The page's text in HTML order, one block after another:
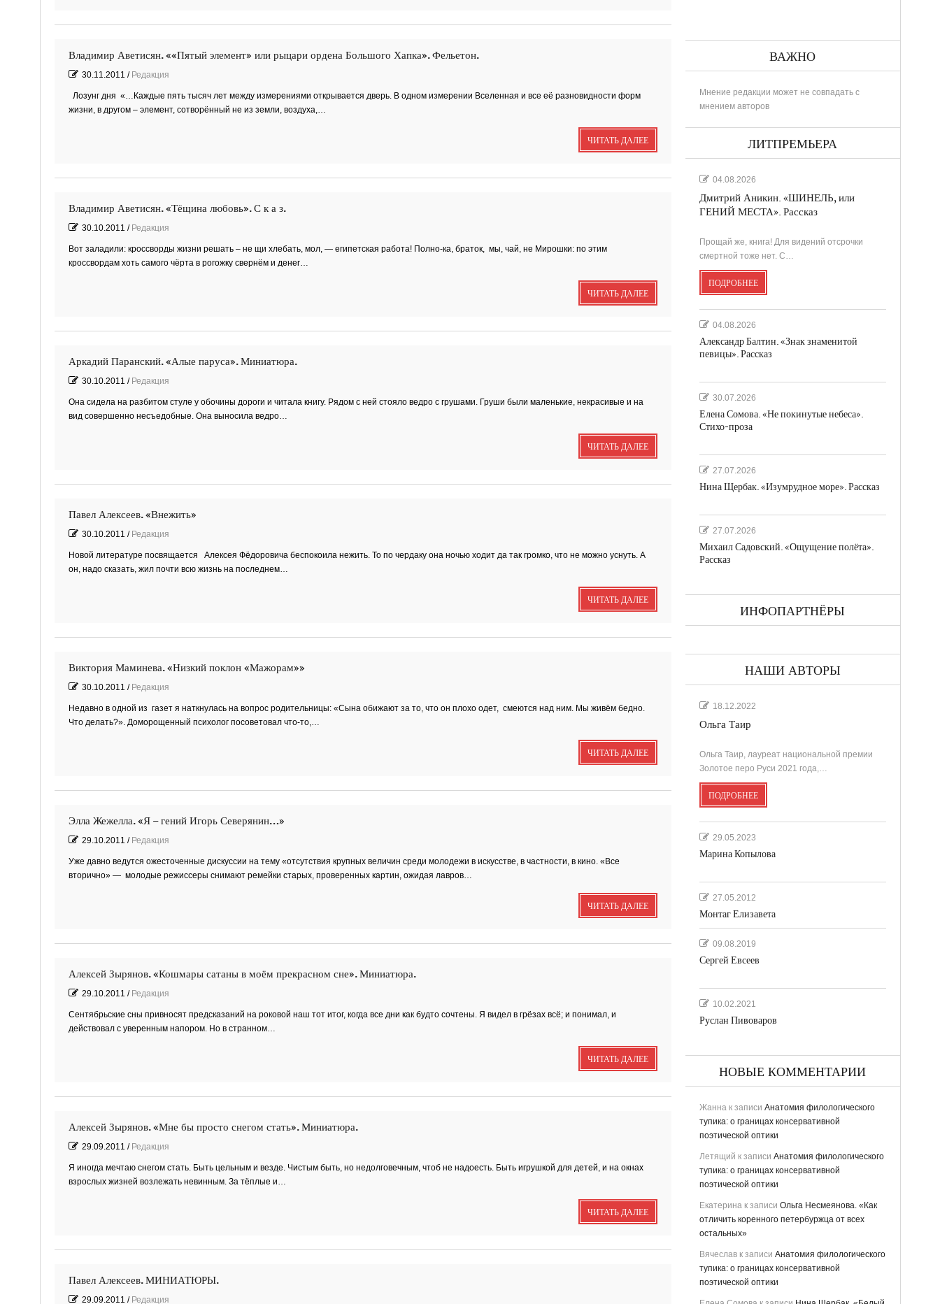
Документальный фильм ''РИНА
Анатолий Софронов
К 95-летию Ростовской
писательской организации....
Док. фильм
канале
Золото моё — на руках
зола. Песня
Исповедь 6. ''ПОЭТ''
''ПАРФЮМЕР''
ОСЕННЕЕ СОЛО
Владимир Аветисян. ««Пятый элемент» или рыцари ордена Большого Хапка». Фельетон.
30.11.2011 / Редакция
Лозунг дня «…Каждые пять тысяч лет между измерениями открывается дверь. В одном измерении Вселенная и все её разновидности форм
жизни, в другом – элемент, сотворённый не из земли, воздуха,…
ЧИТАТЬ ДАЛЕЕ
Владимир Аветисян. «Тёщина любовь». С к а з.
30.10.2011 / Редакция
Вот заладили: кроссворды жизни решать – не щи хлебать, мол, — египетская работа! Полно-ка, браток, мы, чай, не Мирошки: по этим
кроссвордам хоть самого чёрта в рогожку свернём и денег…
ЧИТАТЬ ДАЛЕЕ
Аркадий Паранский. «Алые паруса». Миниатюра.
30.10.2011 / Редакция
Она сидела на разбитом стуле у обочины дороги и читала книгу. Рядом с ней стояло ведро с грушами. Груши были маленькие, некрасивые и на
вид совершенно несъедобные. Она выносила ведро…
ЧИТАТЬ ДАЛЕЕ
Павел Алексеев. «Внежить»
30.10.2011 / Редакция
Новой литературе посвящается Алексея Фёдоровича беспокоила нежить. То по чердаку она ночью ходит да так громко, что не можно уснуть. А
он, надо сказать, жил почти всю жизнь на последнем…
ЧИТАТЬ ДАЛЕЕ
Виктория Маминева. «Низкий поклон «Мажорам»»
30.10.2011 / Редакция
Недавно в одной из газет я наткнулась на вопрос родительницы: «Сына обижают за то, что он плохо одет, смеются над ним. Мы живём бедно.
Что делать?». Доморощенный психолог посоветовал что-то,…
ЧИТАТЬ ДАЛЕЕ
Элла Жежелла. «Я – гений Игорь Северянин…»
29.10.2011 / Редакция
Уже давно ведутся ожесточенные дискуссии на тему «отсутствия крупных величин среди молодежи в искусстве, в частности, в кино. «Все
вторично» — молодые режиссеры снимают ремейки старых, проверенных картин, ожидая лавров…
ЧИТАТЬ ДАЛЕЕ
Алексей Зырянов. «Кошмары сатаны в моём прекрасном сне». Миниатюра.
29.10.2011 / Редакция
Сентябрьские сны привносят предсказаний на роковой наш тот итог, когда все дни как будто сочтены. Я видел в грёзах всё; и понимал, и
действовал с уверенным напором. Но в странном…
ЧИТАТЬ ДАЛЕЕ
Алексей Зырянов. «Мне бы просто снегом стать». Миниатюра.
29.09.2011 / Редакция
Я иногда мечтаю снегом стать. Быть цельным и везде. Чистым быть, но недолговечным, чтоб не надоесть. Быть игрушкой для детей, и на окнах
взрослых жизней возлежать невинным. За тёплые и…
ЧИТАТЬ ДАЛЕЕ
Павел Алексеев. МИНИАТЮРЫ.
29.09.2011 / Редакция
ВАЖНО
Мнение редакции может не совпадать с
мнением авторов
ЛИТПРЕМЬЕРА
04.08.2026
Дмитрий Аникин. «ШИНЕЛЬ, или
ГЕНИЙ МЕСТА». Рассказ
Прощай же, книга! Для видений отсрочки
смертной тоже нет. С…
ПОДРОБНЕЕ
04.08.2026
Александр Балтин. «Знак знаменитой
певицы». Рассказ
30.07.2026
Елена Сомова. «Не покинутые небеса».
Стихо-проза
27.07.2026
Нина Щербак. «Изумрудное море». Рассказ
27.07.2026
Михаил Садовский. «Ощущение полёта».
Рассказ
ИНФОПАРТНЁРЫ
НАШИ АВТОРЫ
18.12.2022
Ольга Таир
Ольга Таир, лауреат национальной премии
Золотое перо Руси 2021 года,…
ПОДРОБНЕЕ
29.05.2023
Марина Копылова
27.05.2012
Монтаг Елизавета
09.08.2019
Сергей Евсеев
10.02.2021
Руслан Пивоваров
НОВЫЕ КОММЕНТАРИИ
Жаннак записи Анатомия филологического
тупика: о границах консервативной
поэтической оптики
Летящий к записи Анатомия филологического
тупика: о границах консервативной
поэтической оптики
Екатеринак записи Ольга Несмеянова. «Как
отличить коренного петербуржца от всех
остальных»
Вячеславк записи Анатомия филологического
тупика: о границах консервативной
поэтической оптики